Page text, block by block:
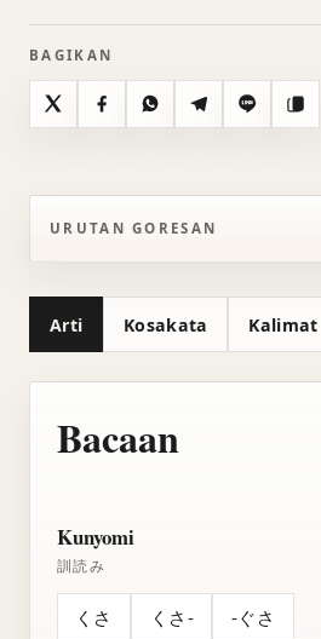
BAGIKAN
X FacebookWhatsAppTelegramLine Salin
URUTAN GORESAN
Arti Kosakata Kalimat
Bacaan
Kunyomi
訓読み
くさ くさ- -ぐさ